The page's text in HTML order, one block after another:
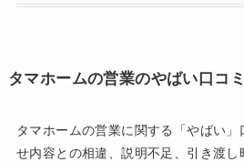
タマホームの営業のやばい口コミ
タマホームの営業に関する「やばい
せ内容との相違、説明不足、引き渡